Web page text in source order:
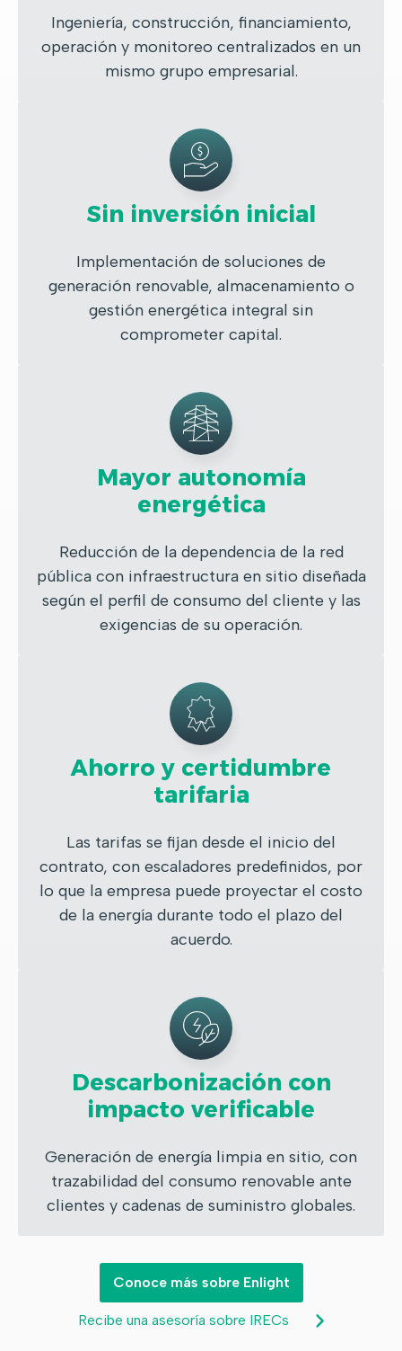
Ingeniería, construcción, financiamiento,
operación y monitoreo centralizados en un
mismo grupo empresarial.
Sin inversión inicial
Implementación de soluciones de
generación renovable, almacenamiento o
gestión energética integral sin
comprometer capital.
Mayor autonomía
energética
Reducción de la dependencia de la red
pública con infraestructura en sitio diseñada
según el perfil de consumo del cliente y las
exigencias de su operación.
Ahorro y certidumbre
tarifaria
Las tarifas se fijan desde el inicio del
contrato, con escaladores predefinidos, por
lo que la empresa puede proyectar el costo
de la energía durante todo el plazo del
acuerdo.
Descarbonización con
impacto verificable
Generación de energía limpia en sitio, con
trazabilidad del consumo renovable ante
clientes y cadenas de suministro globales.
Conoce más sobre Enlight
Recibe una asesoría sobre IRECs